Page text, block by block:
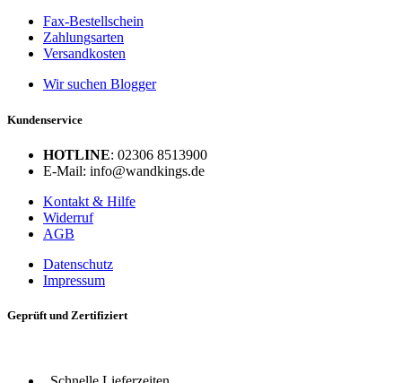
Fax-Bestellschein
Zahlungsarten
Versandkosten
Wir suchen Blogger
Kundenservice
HOTLINE: 02306 8513900
E-Mail: info@wandkings.de
Kontakt & Hilfe
Widerruf
AGB
Datenschutz
Impressum
Geprüft und Zertifiziert